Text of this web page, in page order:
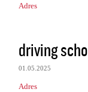
Adres
driving
01.05.2025
Adres